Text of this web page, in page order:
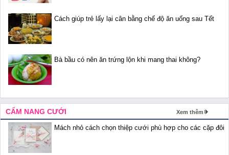
Cách giúp trẻ lấy lại cân bằng chế độ ăn uống sau Tết
Bà bầu có nên ăn trứng lộn khi mang thai không?
CẨM NANG CƯỚI Xem thêm
Mách nhỏ cách chọn thiệp cưới phù hợp cho các cặp đôi